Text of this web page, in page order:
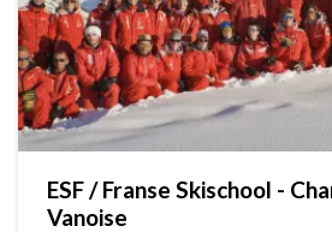
ESF / Franse Skischool -
Vanoise